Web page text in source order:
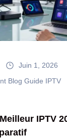
Juin 1, 2026
Blog Guide IPTV
IPTV